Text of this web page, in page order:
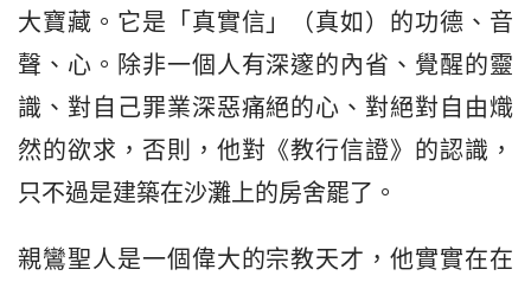
大寶藏。它是「真實信」（真如）的功德、音
聲、心。除非一個人有深邃的內省、覺醒的靈
識、對自己罪業深惡痛絕的心、對絕對自由熾
然的欲求，否則，他對《教行信證》的認識，
只不過是建築在沙灘上的房舍罷了。
親鸞聖人是一個偉大的宗教天才，他實實在在